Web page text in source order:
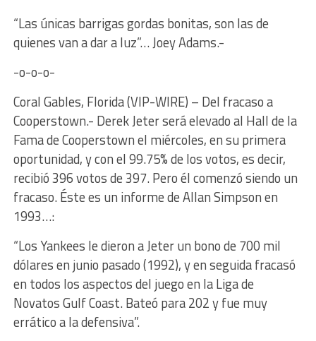
“Las únicas barrigas gordas bonitas, son las de
quienes van a dar a luz”… Joey Adams.-
-o-o-o-
Coral Gables, Florida (VIP-WIRE) – Del fracaso a
Cooperstown.- Derek Jeter será elevado al Hall de la
Fama de Cooperstown el miércoles, en su primera
oportunidad, y con el 99.75% de los votos, es decir,
recibió 396 votos de 397. Pero él comenzó siendo un
fracaso. Éste es un informe de Allan Simpson en
1993…:
“Los Yankees le dieron a Jeter un bono de 700 mil
dólares en junio pasado (1992), y en seguida fracasó
en todos los aspectos del juego en la Liga de
Novatos Gulf Coast. Bateó para 202 y fue muy
errático a la defensiva”.